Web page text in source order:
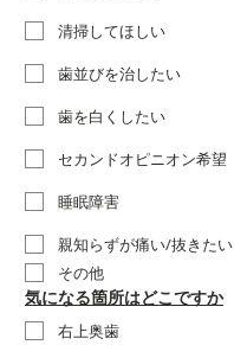
清掃してほしい
歯並びを治したい
歯を白くしたい
セカンドオピニオン希望
睡眠障害
親知らずが痛い/抜きたい
その他
気になる箇所はどこですか
右上奥歯